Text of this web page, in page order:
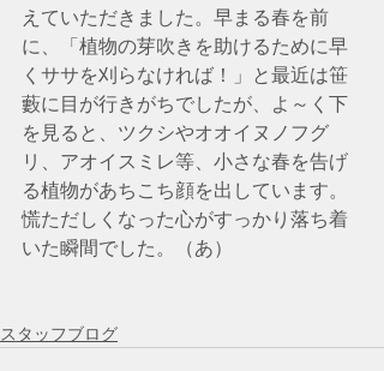
えていただきました。早まる春を前
に、「植物の芽吹きを助けるために早
くササを刈らなければ！」と最近は笹
藪に目が行きがちでしたが、よ～く下
を見ると、ツクシやオオイヌノフグ
リ、アオイスミレ等、小さな春を告げ
る植物があちこち顔を出しています。
慌ただしくなった心がすっかり落ち着
いた瞬間でした。（あ）
スタッフブログ